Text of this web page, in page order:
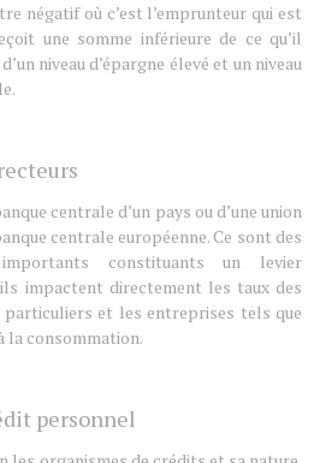
négatif où c’est l’emprunteur qui est
une somme inférieure de ce qu’il
niveau d’épargne élevé et un niveau
centrale d’un pays ou d’une union
centrale européenne. Ce sont des
constituants un levier
impactent directement les taux des
et les entreprises tels que
la consommation.
personnel